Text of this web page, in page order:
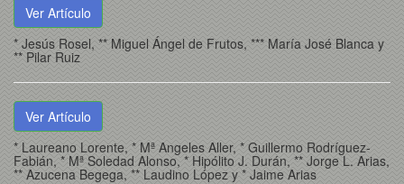
Ver Artículo
* Jesús Rosel, ** Miguel Ángel de Frutos, *** María José Blanca y
** Pilar Ruiz
Ver Artículo
* Laureano Lorente, * Mª Angeles Aller, * Guillermo Rodríguez-
Fabián, * Mª Soledad Alonso, * Hipólito J. Durán, ** Jorge L. Arias,
** Azucena Begega, ** Laudino López y * Jaime Arias